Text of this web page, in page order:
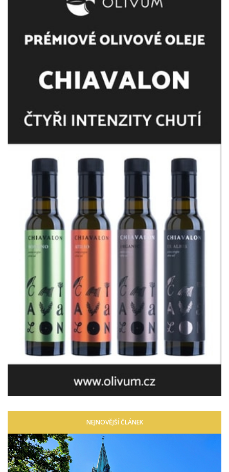
NEJNOVĚJŠÍ ČLÁNEK